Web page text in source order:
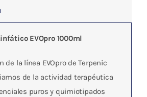
EVOpro 1000ml
de la línea EVOpro de Terpenic
de la actividad terapéutica
puros y quimiotipados